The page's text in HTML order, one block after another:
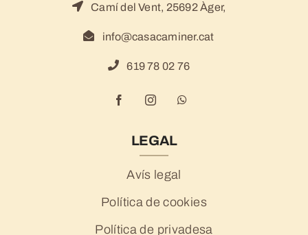
Camí del Vent, 25692 Àger,
info@casacaminer.cat
619 78 02 76
LEGAL
Avís legal
Política de cookies
Política de privadesa